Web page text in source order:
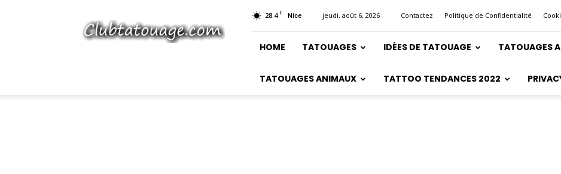
Tatouage
28.4 C Nice jeudi, août 6, 2026 Contactez Politique de Confidentialité
HOME TATOUAGES IDÉES DE TATOUAGE TATOUAGES
TATOUAGES ANIMAUX TATTOO TENDANCES 2022